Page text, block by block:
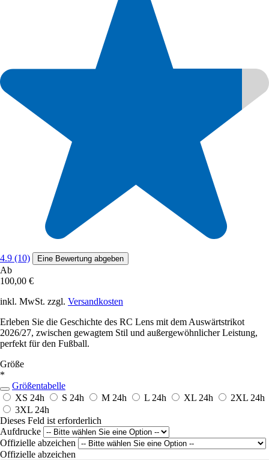
4.9 (10) Eine Bewertung abgeben
Ab
100,00 €
inkl. MwSt. zzgl. Versandkosten
Erleben Sie die Geschichte des RC Lens mit dem Auswärtstrikot
2026/27, zwischen gewagtem Stil und außergewöhnlicher Leistung,
perfekt für den Fußball.
Größe
*
Größentabelle
XS 24h S 24h M 24h L 24h XL 24h 2XL 24h
3XL 24h
Dieses Feld ist erforderlich
Aufdrucke
Offizielle abzeichen
Offizielle abzeichen